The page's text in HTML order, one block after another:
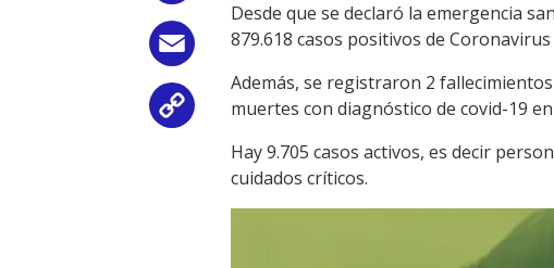
Email
Copy
Link
Desde que se declaró la emergencia
879.618 casos positivos de
Además, se registraron 2
muertes con diagnóstico de covid-19
Hay 9.705 casos activos, es decir
cuidados críticos.